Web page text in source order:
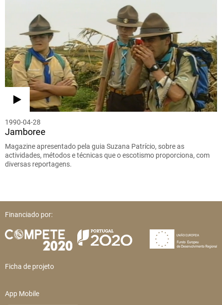
1990-04-28
Jamboree
Magazine apresentado pela guia Suzana Patrício, sobre as
actividades, métodos e técnicas que o escotismo proporciona, com
diversas reportagens.
Financiado por:
Ficha de projeto
App Mobile